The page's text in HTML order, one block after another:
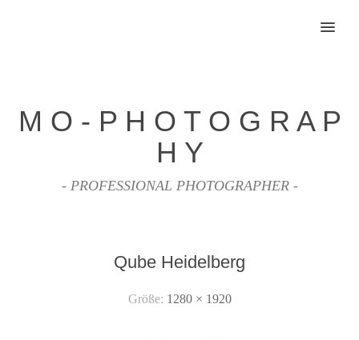
MENU
M O - P H O T O G R A P
H Y
- PROFESSIONAL PHOTOGRAPHER -
Qube Heidelberg
Größe: 1280 × 1920